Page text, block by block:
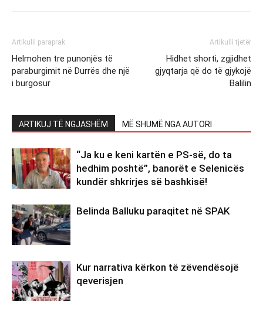
Artikulli paraprak
Helmohen tre punonjës të
paraburgimit në Durrës dhe një
i burgosur
Artikulli tjetër
Hidhet shorti, zgjidhet
gjyqtarja që do të gjykojë
Balilin
ARTIKUJ TË NGJASHËM MË SHUMË NGA AUTORI
“Ja ku e keni kartën e PS-së, do ta
hedhim poshtë”, banorët e Selenicës
kundër shkrirjes së bashkisë!
Belinda Balluku paraqitet në SPAK
Kur narrativa kërkon të zëvendësojë
qeverisjen